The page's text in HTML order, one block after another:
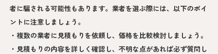
者に騙される可能性もあります。業者を選ぶ際には、以下のポイ
ントに注意しましょう。
・複数の業者に見積もりを依頼し、価格を比較検討しましょう。
・見積もりの内容を詳しく確認し、不明な点があれば必ず質問し